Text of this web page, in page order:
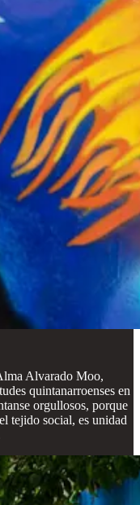
Alvarado Moo,
quintanarroenses en
orgullosos, porque
tejido social, es unidad